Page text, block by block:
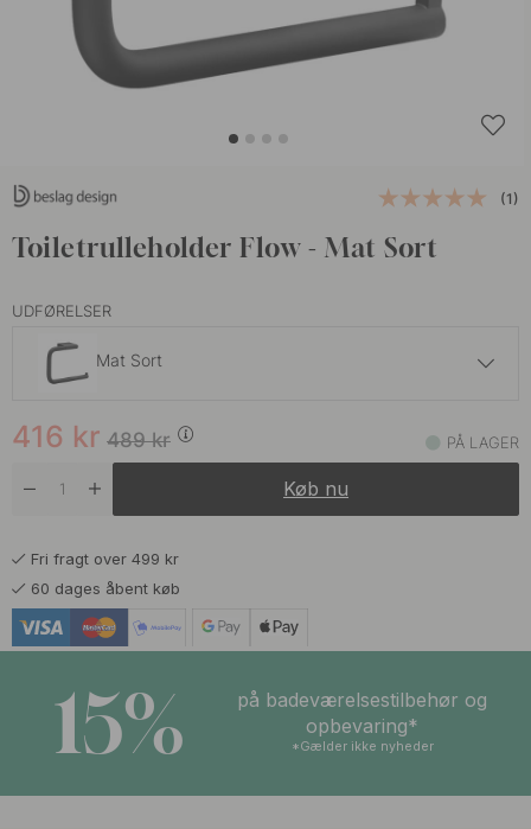
(1)
Toiletrulleholder Flow - Mat Sort
UDFØRELSER
Mat Sort
Brunet Messing På lager
På lager
Poleret Krom
489kr
416 kr PÅ LAGER
Køb nu
Fri fragt over 499 kr
60 dages åbent køb
15%
på badeværelsestilbehør og
opbevaring*
*Gælder ikke nyheder